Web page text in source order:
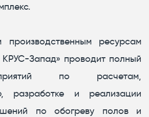
производственным ресурсам
Запад» проводит полный
по расчетам,
разработке и реализации
по обогреву полов и